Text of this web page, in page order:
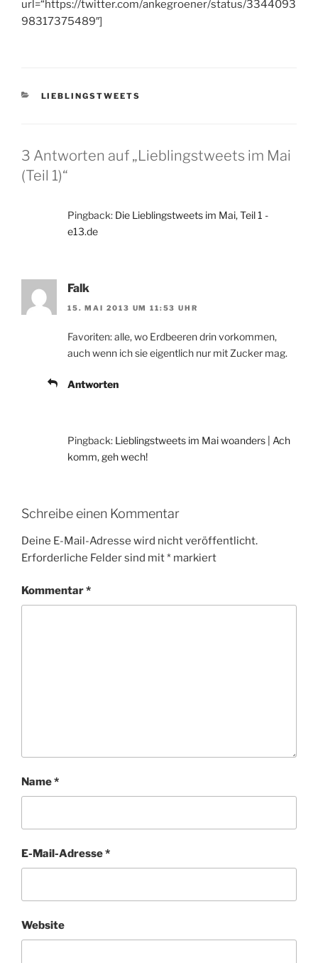
url=“https://twitter.com/ankegroener/status/3344093
98317375489″]
KATEGORIEN
LIEBLINGSTWEETS
3 Antworten auf „Lieblingstweets im Mai
(Teil 1)“
Pingback: Die Lieblingstweets im Mai, Teil 1 -
e13.de
Falk
15. MAI 2013 UM 11:53 UHR
Favoriten: alle, wo Erdbeeren drin vorkommen,
auch wenn ich sie eigentlich nur mit Zucker mag.
Antworten
Pingback: Lieblingstweets im Mai woanders | Ach
komm, geh wech!
Schreibe einen Kommentar
Deine E-Mail-Adresse wird nicht veröffentlicht.
Erforderliche Felder sind mit* markiert
Kommentar*
Name*
E-Mail-Adresse*
Website